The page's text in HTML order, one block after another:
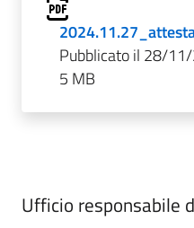
Pubblicato il 28/
5 MB
Ufficio responsabile